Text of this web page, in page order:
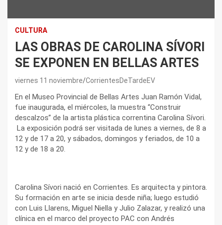
CULTURA
LAS OBRAS DE CAROLINA SÍVORI
SE EXPONEN EN BELLAS ARTES
viernes 11 noviembre CorrientesDeTardeEV
En el Museo Provincial de Bellas Artes Juan Ramón Vidal,
fue inaugurada, el miércoles, la muestra “Construir
descalzos” de la artista plástica correntina Carolina Sívori.
La exposición podrá ser visitada de lunes a viernes, de 8 a
12 y de 17 a 20, y sábados, domingos y feriados, de 10 a
12 y de 18 a 20.
Carolina Sívori nació en Corrientes. Es arquitecta y pintora.
Su formación en arte se inicia desde niña; luego estudió
con Luis Llarens, Miguel Niella y Julio Zalazar, y realizó una
clínica en el marco del proyecto PAC con Andrés